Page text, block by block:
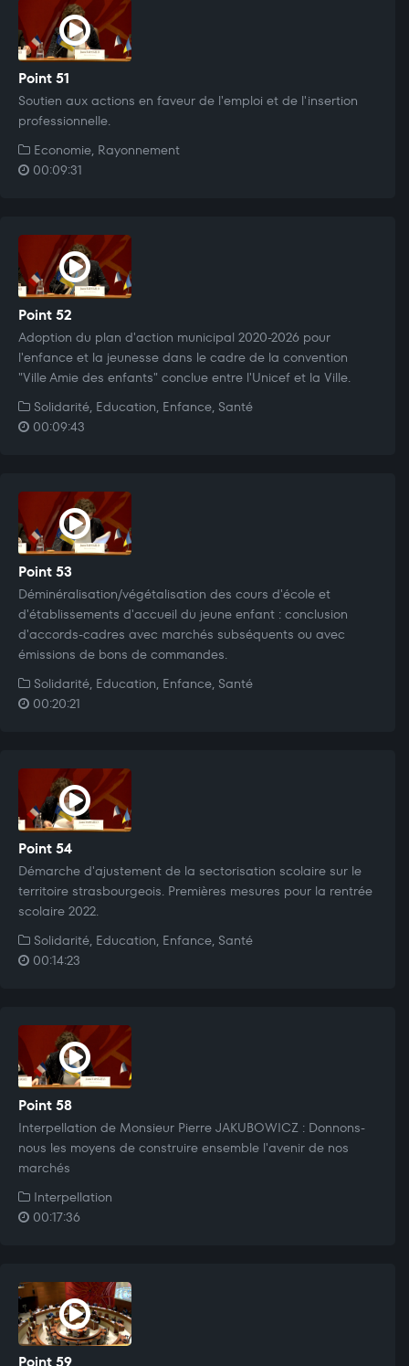
Point 51
Soutien aux actions en faveur de l'emploi et de l'insertion
professionnelle.
Economie, Rayonnement
00:09:31
Point 52
Adoption du plan d'action municipal 2020-2026 pour
l'enfance et la jeunesse dans le cadre de la convention
"Ville Amie des enfants" conclue entre l'Unicef et la Ville.
Solidarité, Education, Enfance, Santé
00:09:43
Point 53
Déminéralisation/végétalisation des cours d'école et
d'établissements d'accueil du jeune enfant : conclusion
d'accords-cadres avec marchés subséquents ou avec
émissions de bons de commandes.
Solidarité, Education, Enfance, Santé
00:20:21
Point 54
Démarche d'ajustement de la sectorisation scolaire sur le
territoire strasbourgeois. Premières mesures pour la rentrée
scolaire 2022.
Solidarité, Education, Enfance, Santé
00:14:23
Point 58
Interpellation de Monsieur Pierre JAKUBOWICZ : Donnons-
nous les moyens de construire ensemble l'avenir de nos
marchés
Interpellation
00:17:36
Point 59